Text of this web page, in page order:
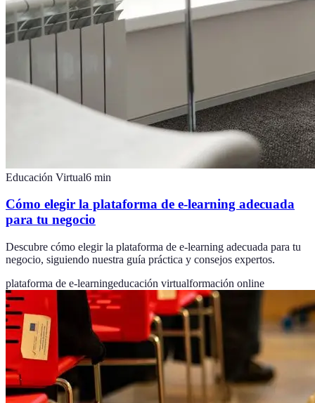
Educación Virtual6 min
Cómo elegir la plataforma de e-learning adecuada
para tu negocio
Descubre cómo elegir la plataforma de e-learning adecuada para tu
negocio, siguiendo nuestra guía práctica y consejos expertos.
plataforma de e-learningeducación virtualformación online